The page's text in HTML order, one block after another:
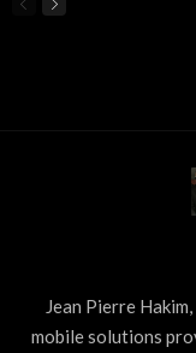
Jean Pierre
mobile solutions